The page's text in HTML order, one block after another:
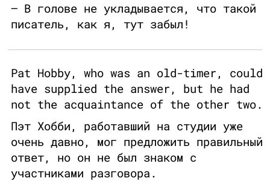
— В голове не укладывается, что такой
писатель, как я, тут забыл!
Pat Hobby, who was an old-timer, could
have supplied the answer, but he had
not the acquaintance of the other two.
Пэт Хобби, работавший на студии уже
очень давно, мог предложить правильный
ответ, но он не был знаком с
участниками разговора.